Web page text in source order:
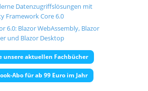
Datenzugriffslösungen mit
Framework Core 6.0
6.0: Blazor WebAssembly, Blazor
und Blazor Desktop
unsere aktuellen Fachbücher
Abo für ab 99 Euro im Jahr